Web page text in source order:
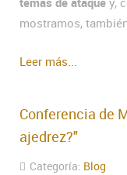
mostramos,
Leer más...
Conferencia de
ajedrez?"
Categoría: Blog